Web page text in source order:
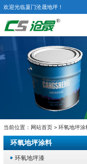
欢迎光临厦门沧晟地坪！
当前位置： 网站首页 >环氧地坪涂
环氧地坪涂料
环氧地坪漆